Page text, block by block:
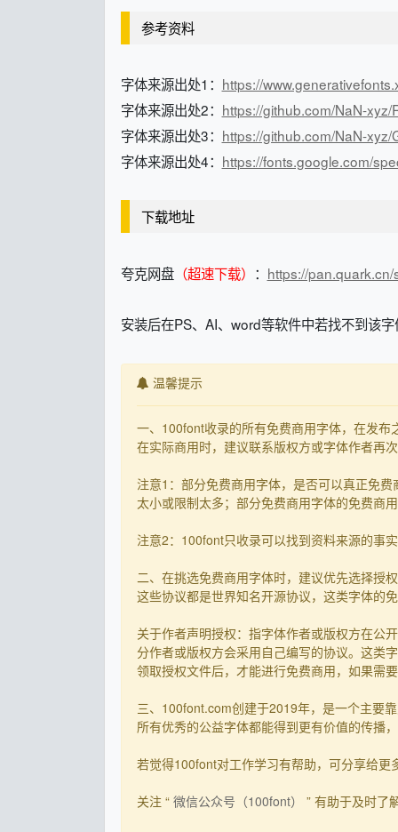
参考资料
字体来源出处1： https://
字体来源出处2： https://github.com/NaN-xyz/
字体来源出处3： https://github.com/NaN-xyz/
字体来源出处4： https://fonts.google.com/
下载地址
夸克网盘（超速下载） ： https://
安装后在PS、AI、word等软件中若找不到该
温馨提示
一、100font收录的所有免费商用字体，在发
在实际商用时，建议联系版权方或字体作者再
注意1：部分免费商用字体，是否可以真正免
太小或限制太多；部分免费商用字体的免费商
注意2：100font只收录可以找到资料来源的事
二、在挑选免费商用字体时，建议优先选择授
这些协议都是世界知名开源协议，这类字体的
关于作者声明授权：指字体作者或版权方在公
分作者或版权方会采用自己编写的协议。这类
领取授权文件后，才能进行免费商用，如果需
三、100font.com创建于2019年，是一个主要
所有优秀的公益字体都能得到更有价值的传播
若觉得100font对工作学习有帮助，可分享给更
关注 “ 微信公众号（100font） ” 有助于及时了